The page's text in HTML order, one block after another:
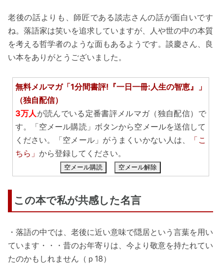
老後の話よりも、師匠である談志さんの話が面白いです
ね。落語家は笑いを追求していますが、人や世の中の本質
を考える哲学者のような面もあるようです。談慶さん、良
い本をありがとうございました。
無料メルマガ「1分間書評!『一日一冊:人生の智恵』」
（独自配信）
3万人が読んでいる定番書評メルマガ（独自配信）で
す。「空メール購読」ボタンから空メールを送信して
ください。「空メール」がうまくいかない人は、
「こ
ちら」 から登録してください。
空メール購読 空メール解除
この本で私が共感した名言
・落語の中では、老後に近い意味で隠居という言葉を用い
ています・・・昔のお年寄りは、今より敬意を持たれてい
たのかもしれません（ｐ18）